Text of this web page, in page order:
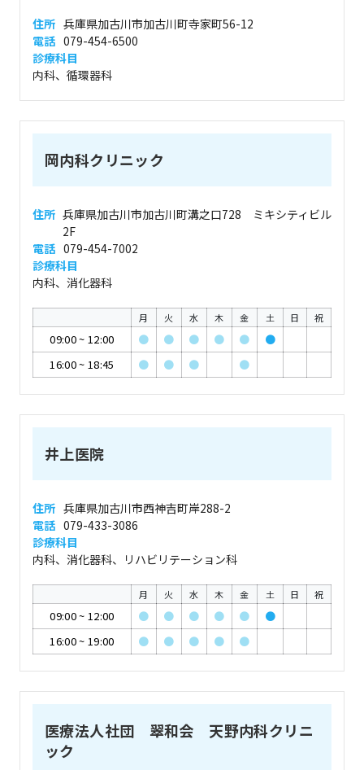
住所 兵庫県加古川市加古川町寺家町56-12
電話 079-454-6500
診療科目
内科、循環器科
岡内科クリニック
住所 兵庫県加古川市加古川町溝之口728 ミキシティビル
2F
電話 079-454-7002
診療科目
内科、消化器科
月 火 水 木 金 土 日 祝
09:00~ 12:00 ● ● ● ● ●
●
16:00~ 18:45 ● ● ● ●
井上医院
住所 兵庫県加古川市西神吉町岸288-2
電話 079-433-3086
診療科目
内科、消化器科、リハビリテーション科
月 火 水 木 金 土 日 祝
09:00~ 12:00 ● ● ● ● ●
●
16:00~ 19:00 ● ● ● ● ●
医療法人社団 翠和会 天野内科クリニ
ック